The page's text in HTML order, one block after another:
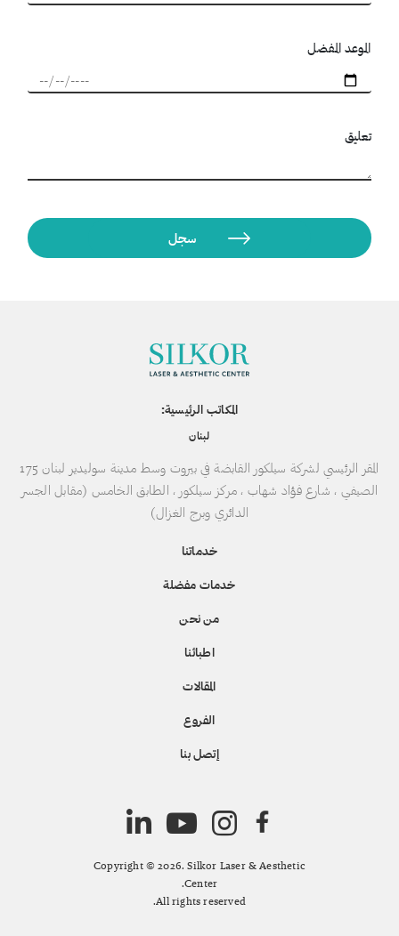
الموعد المفضل
تعليق
المكاتب الرئيسية:
لبنان
المقر الرئيسي لشركة سيلكور القابضة في بيروت وسط مدينة سوليدير لبنان 175
الصيفي ، شارع فؤاد شهاب ، مركز سيلكور ، الطابق الخامس (مقابل الجسر
الدائري وبرج الغزال)
خدماتنا
خدمات مفضلة
من نحن
اطبائنا
المقالات
الفروع
إتصل بنا
Copyright © 2026. Silkor Laser & Aesthetic
Center.
All rights reserved.